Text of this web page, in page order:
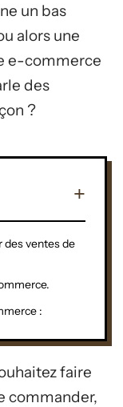
un bas
alors une
e-commerce
des
?
des ventes de
:
faire
commander,